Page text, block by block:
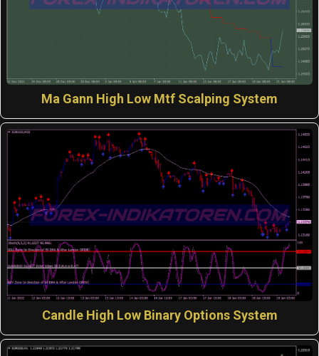
Ma Gann High Low Mtf Scalping System
Candle High Low Binary Options System